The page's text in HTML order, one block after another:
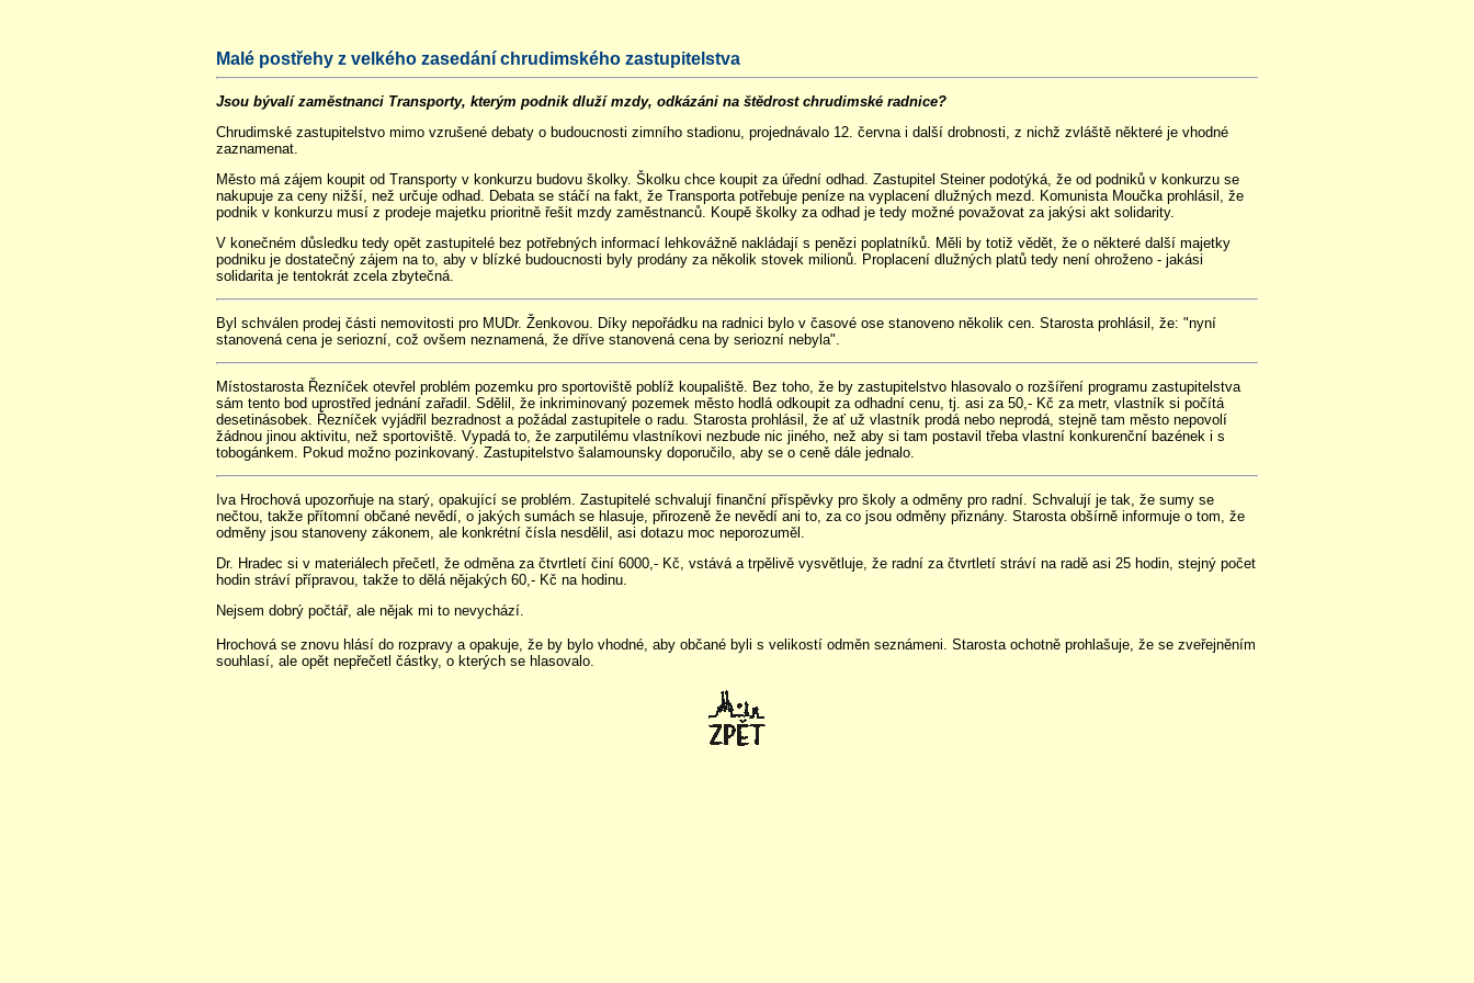
Malé postřehy z velkého zasedání chrudimského zastupitelstva
Jsou bývalí zaměstnanci Transporty, kterým podnik dluží mzdy, odkázáni na štědrost chrudimské radnice?
Chrudimské zastupitelstvo mimo vzrušené debaty o budoucnosti zimního stadionu, projednávalo 12. června i další drobnosti, z nichž zvláště některé je vhodné
zaznamenat.
Město má zájem koupit od Transporty v konkurzu budovu školky. Školku chce koupit za úřední odhad. Zastupitel Steiner podotýká, že od podniků v konkurzu se
nakupuje za ceny nižší, než určuje odhad. Debata se stáčí na fakt, že Transporta potřebuje peníze na vyplacení dlužných mezd. Komunista Moučka prohlásil, že
podnik v konkurzu musí z prodeje majetku prioritně řešit mzdy zaměstnanců. Koupě školky za odhad je tedy možné považovat za jakýsi akt solidarity.
V konečném důsledku tedy opět zastupitelé bez potřebných informací lehkovážně nakládají s penězi poplatníků. Měli by totiž vědět, že o některé další majetky
podniku je dostatečný zájem na to, aby v blízké budoucnosti byly prodány za několik stovek milionů. Proplacení dlužných platů tedy není ohroženo - jakási
solidarita je tentokrát zcela zbytečná.
Byl schválen prodej části nemovitosti pro MUDr. Ženkovou. Díky nepořádku na radnici bylo v časové ose stanoveno několik cen. Starosta prohlásil, že: "nyní
stanovená cena je seriozní, což ovšem neznamená, že dříve stanovená cena by seriozní nebyla".
Místostarosta Řezníček otevřel problém pozemku pro sportoviště poblíž koupaliště. Bez toho, že by zastupitelstvo hlasovalo o rozšíření programu zastupitelstva
sám tento bod uprostřed jednání zařadil. Sdělil, že inkriminovaný pozemek město hodlá odkoupit za odhadní cenu, tj. asi za 50,- Kč za metr, vlastník si počítá
desetinásobek. Řezníček vyjádřil bezradnost a požádal zastupitele o radu. Starosta prohlásil, že ať už vlastník prodá nebo neprodá, stejně tam město nepovolí
žádnou jinou aktivitu, než sportoviště. Vypadá to, že zarputilému vlastníkovi nezbude nic jiného, než aby si tam postavil třeba vlastní konkurenční bazének i s
tobogánkem. Pokud možno pozinkovaný. Zastupitelstvo šalamounsky doporučilo, aby se o ceně dále jednalo.
Iva Hrochová upozorňuje na starý, opakující se problém. Zastupitelé schvalují finanční příspěvky pro školy a odměny pro radní. Schvalují je tak, že sumy se
nečtou, takže přítomní občané nevědí, o jakých sumách se hlasuje, přirozeně že nevědí ani to, za co jsou odměny přiznány. Starosta obšírně informuje o tom, že
odměny jsou stanoveny zákonem, ale konkrétní čísla nesdělil, asi dotazu moc neporozuměl.
Dr. Hradec si v materiálech přečetl, že odměna za čtvrtletí činí 6000,- Kč, vstává a trpělivě vysvětluje, že radní za čtvrtletí stráví na radě asi 25 hodin, stejný počet
hodin stráví přípravou, takže to dělá nějakých 60,- Kč na hodinu.
Nejsem dobrý počtář, ale nějak mi to nevychází.
Hrochová se znovu hlásí do rozpravy a opakuje, že by bylo vhodné, aby občané byli s velikostí odměn seznámeni. Starosta ochotně prohlašuje, že se zveřejněním
souhlasí, ale opět nepřečetl částky, o kterých se hlasovalo.